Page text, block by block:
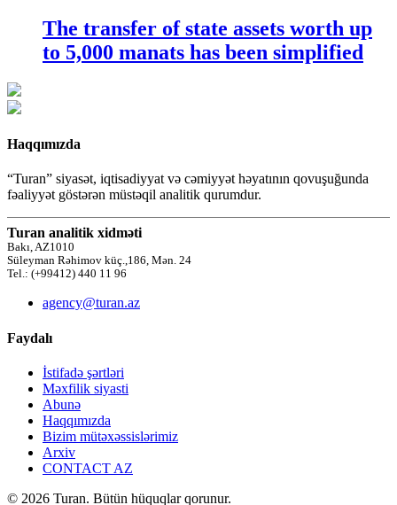
The transfer of state assets worth up
to 5,000 manats has been simplified
Haqqımızda
“Turan” siyasət, iqtisadiyyat və cəmiyyət həyatının qovuşuğunda
fəaliyyət göstərən müstəqil analitik qurumdur.
Turan analitik xidməti
Bakı, AZ1010
Süleyman Rəhimov küç.,186, Mən. 24
Tel.: (+99412) 440 11 96
agency@turan.az
Faydalı
İstifadə şərtləri
Məxfilik siyasti
Abunə
Haqqımızda
Bizim mütəxəssislərimiz
Arxiv
CONTACT AZ
© 2026 Turan. Bütün hüquqlar qorunur.